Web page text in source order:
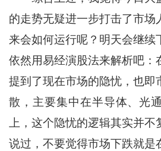
的走势无疑进一步打击了市场
来会如何运行呢？明天会继续
依然用易经演股法来解析吧：
提到了现在市场的隐忧，也即
散，主要集中在半导体、光
上，这个隐忧的逻辑其实并不
说过，不要觉得市场下跌就是